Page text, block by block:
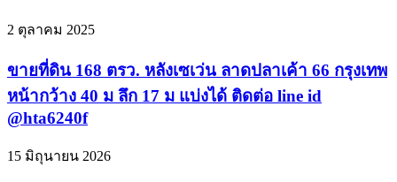
2 ตุลาคม 2025
ขายที่ดิน 168 ตรว. หลังเซเว่น ลาดปลาเค้า 66 กรุงเทพ
หน้ากว้าง 40 ม ลึก 17 ม แบ่งได้ ติดต่อ line id
@hta6240f
15 มิถุนายน 2026